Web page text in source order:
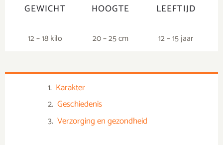
GEWICHT
12 – 18 kilo
HOOGTE
20 – 25 cm
LEEFTIJD
12 – 15 jaar
Karakter
Geschiedenis
Verzorging en gezondheid